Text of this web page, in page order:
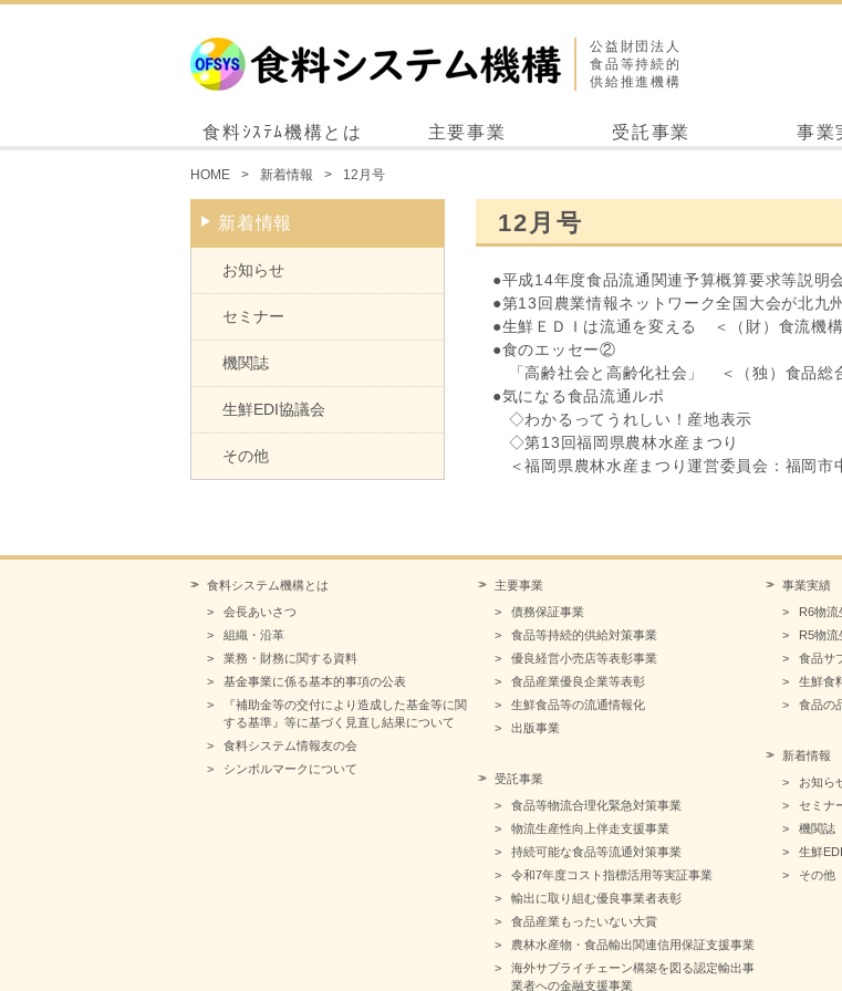
公益財団法人
食品等持続的
供給推進機構
食料ｼｽﾃﾑ機構とは 主要事業 受託事業 事業
HOME 新着情報 12月号
新着情報
お知らせ
セミナー
機関誌
生鮮EDI協議会
その他
12月号
●平成14年度食品流通関連予算概算要求等説明
●第13回農業情報ネットワーク全国大会が北九
●生鮮ＥＤＩは流通を変える ＜（財）食流
●食のエッセー②
「高齢社会と高齢化社会」 ＜（独）食品
●気になる食品流通ルポ
◇わかるってうれしい！産地表示
◇第13回福岡県農林水産まつり
＜福岡県農林水産まつり運営委員会：福岡市
食料システム機構とは
会長あいさつ
組織・沿革
業務・財務に関する資料
基金事業に係る基本的事項の公表
『補助金等の交付により造成した基金等に関
する基準』等に基づく見直し結果について
食料システム情報友の会
シンボルマークについて
主要事業
債務保証事業
食品等持続的供給対策事業
優良経営小売店等表彰事業
食品産業優良企業等表彰
生鮮食品等の流通情報化
出版事業
受託事業
食品等物流合理化緊急対策事業
物流生産性向上伴走支援事業
持続可能な食品等流通対策事業
令和7年度コスト指標活用等実証事業
輸出に取り組む優良事業者表彰
食品産業もったいない大賞
農林水産物・食品輸出関連信用保証支援事業
海外サプライチェーン構築を図る認定輸出事
業者への金融支援事業
事業実績
R6物
R5物
食品サ
生鮮食
食品の
新着情報
お知ら
セミナ
機関誌
生鮮
その他